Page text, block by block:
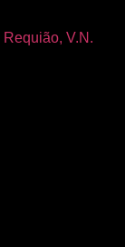
Requião, V.N.